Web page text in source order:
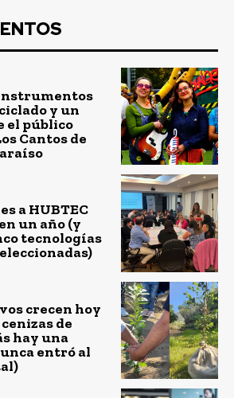
y un
el público
Cantos de
a HUBTEC
un año (y
tecnologías
crecen hoy
de
hay una
entró al